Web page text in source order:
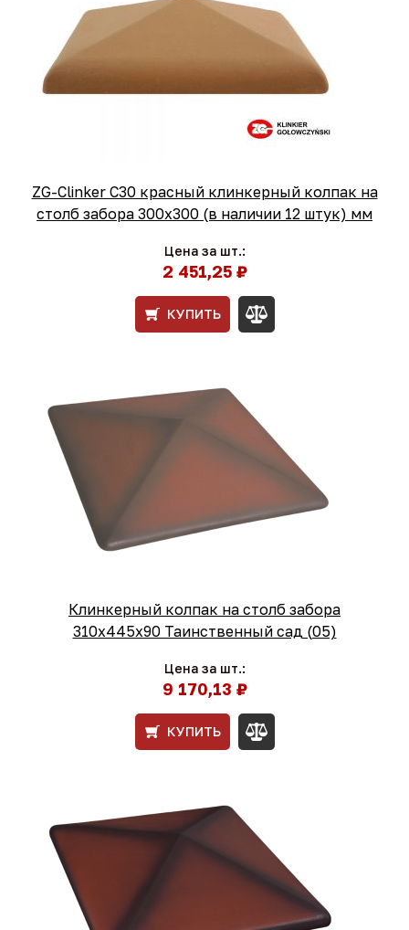
ZG-Clinker C30 красный клинкерный колпак на
столб забора 300x300 (в наличии 12 штук) мм
Цена за шт.:
2 451,25 ₽
КУПИТЬ
Клинкерный колпак на столб забора
310х445х90 Таинственный сад (05)
Цена за шт.:
9 170,13 ₽
КУПИТЬ